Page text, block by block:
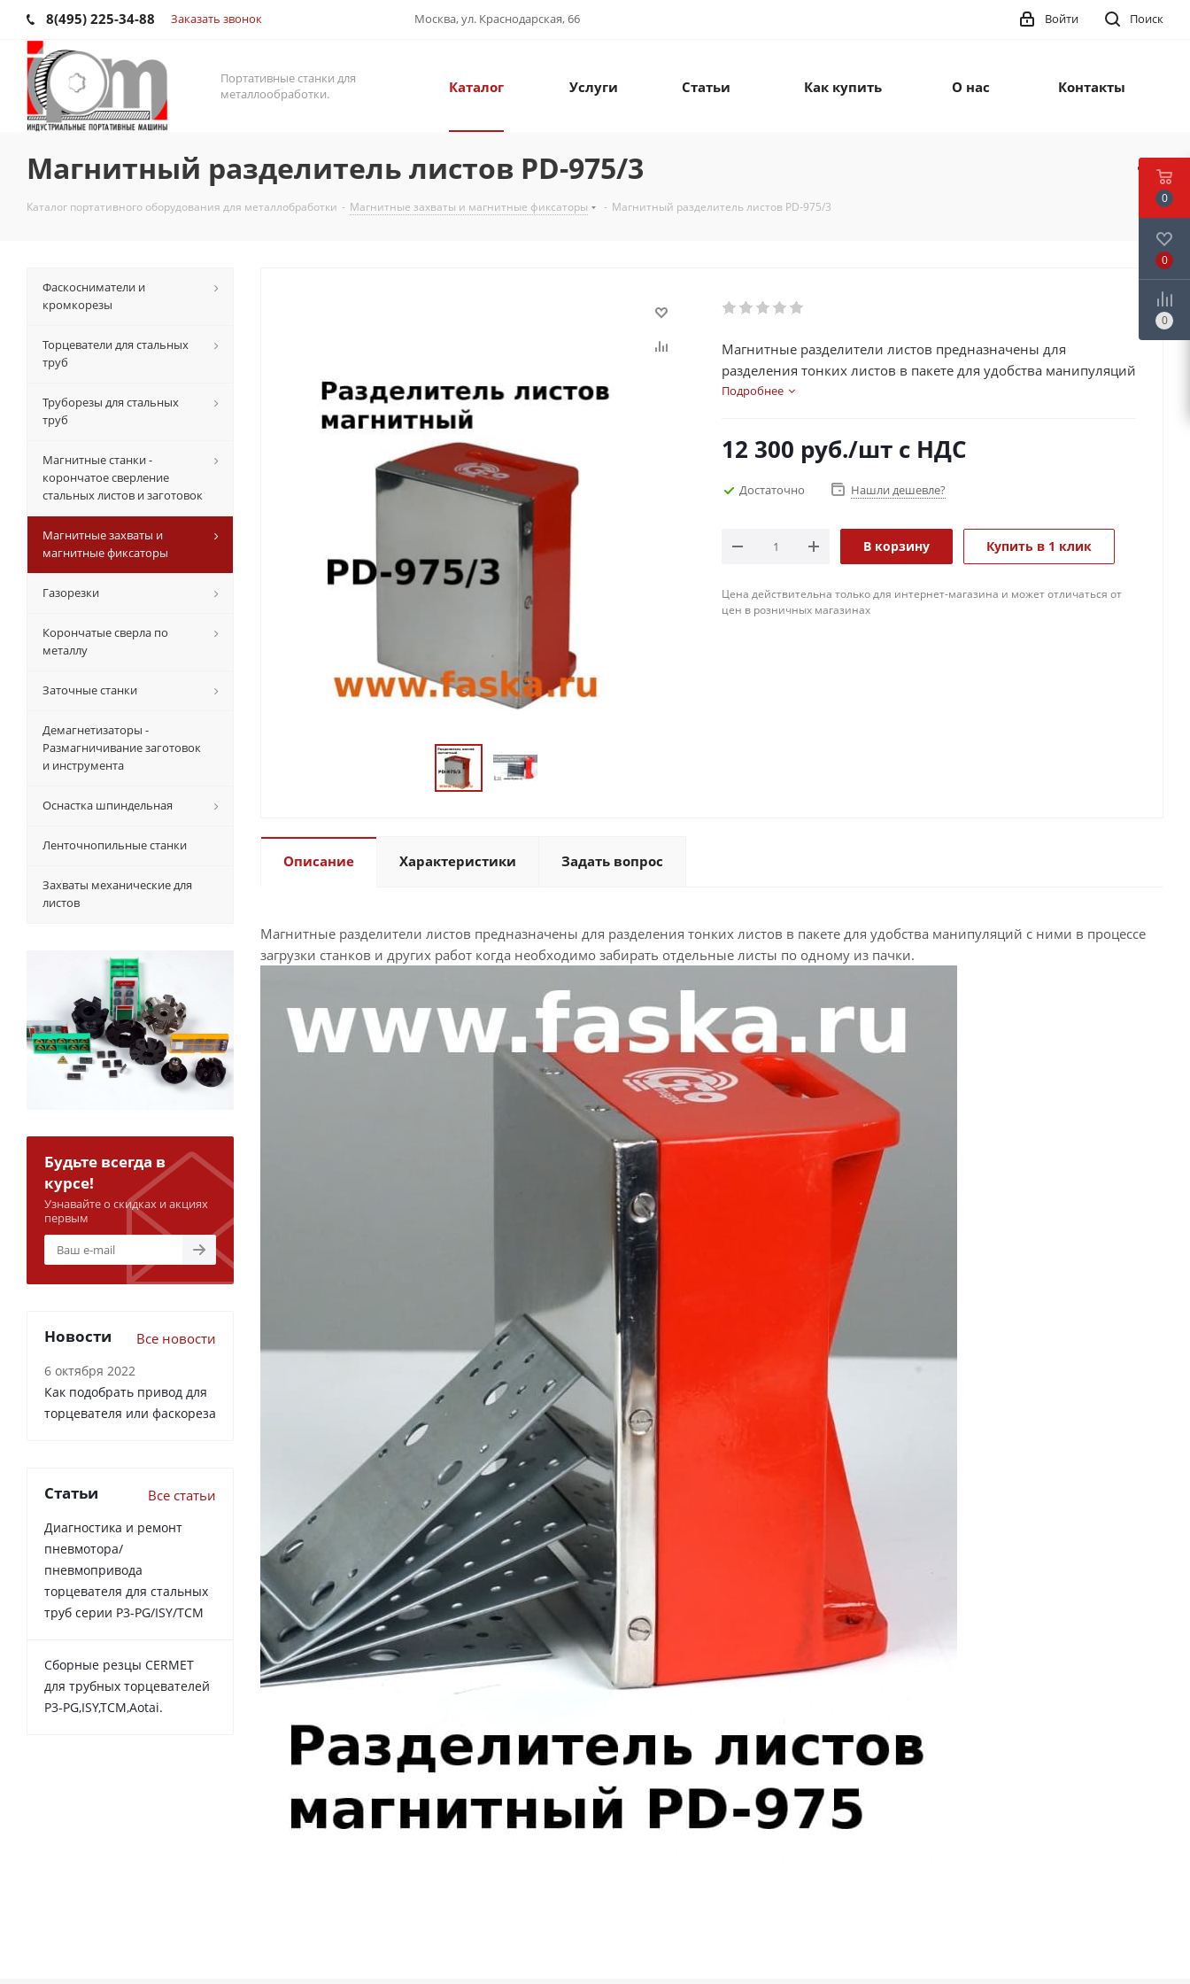
8(495) 225-34-88 Заказать звонок Москва, ул. Краснодарская, 66 Поиск
Войти
Портативные станки для
металлообработки.
Каталог Услуги Статьи Как купить О нас Контакты
Магнитный разделитель листов PD-975/3
Каталог портативного оборудования для металлобработки - Магнитные захваты и магнитные фиксаторы - Магнитный разделитель листов PD-975/3
Магнитные разделители листов предназначены для
разделения тонких листов в пакете для удобства манипуляций
с ними в процессе загрузки станков и других работ когда
Подробнее
12 300 руб./шт с НДС
Достаточно Нашли дешевле?
В корзину Купить в 1 клик
Цена действительна только для интернет-магазина и может отличаться от
цен в розничных магазинах
Описание Характеристики Задать вопрос
Магнитные разделители листов предназначены для разделения тонких листов в пакете для удобства манипуляций с ними в процессе
загрузки станков и других работ когда необходимо забирать отдельные листы по одному из пачки.
Фаскосниматели и
кромкорезы
Торцеватели для стальных
труб
Труборезы для стальных
труб
Магнитные станки -
корончатое сверление
стальных листов и заготовок
Магнитные захваты и
магнитные фиксаторы
Газорезки
Корончатые сверла по
металлу
Заточные станки
Демагнетизаторы -
Размагничивание заготовок
и инструмента
Оснастка шпиндельная
Ленточнопильные станки
Захваты механические для
листов
Будьте всегда в
курсе!
Узнавайте о скидках и акциях
первым
Новости Все новости
6 октября 2022
Как подобрать привод для
торцевателя или фаскореза
Статьи Все статьи
Диагностика и ремонт
пневмотора/
пневмопривода
торцевателя для стальных
труб серии P3-PG/ISY/TCM
Сборные резцы CERMET
для трубных торцевателей
P3-PG,ISY,TCM,Aotai.
0
0
0